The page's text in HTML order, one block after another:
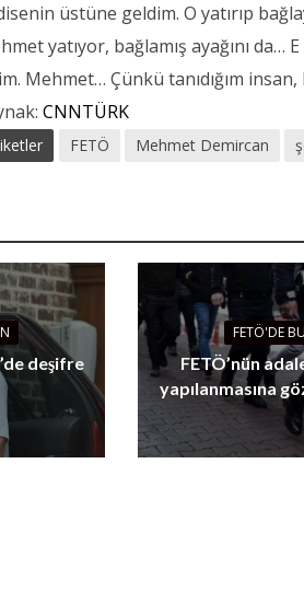
üstüne geldim. O yatırıp
yatıyor, bağlamış ayağını
Mehmet… Çünkü tanıdığım
CNNTÜRK
FETÖ Mehmet Demircan
deşifre
FETÖ'DE
FETÖ’nün
yapılanmasına